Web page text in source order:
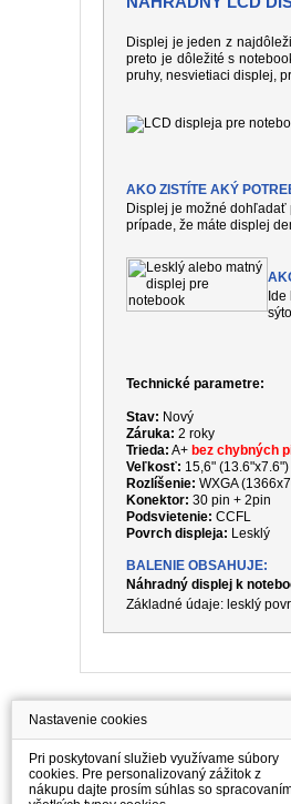
Displej je jeden z
preto je dôležité s
pruhy, nesvietiaci displej,
AKO ZISTÍTE AKÝ
Displej je možné dohľadať
prípade, že máte displej
Technické parametre:
Stav: Nový
Záruka: 2 roky
Trieda: A+ bez chybných
Veľkosť: 15,6" (13.6"x7.6")
Rozlíšenie: WXGA
Konektor: 30 pin + 2pin
Podsvietenie: CCFL
Povrch displeja: Lesklý
BALENIE OBSAHUJE:
Náhradný displej k
Základné údaje: lesklý
Information
Všetko o nákupe
Ceny dopravného
Nastavenie cookies
Pri poskytovaní služieb využívame súbory
cookies. Pre personalizovaný zážitok z
nákupu dajte prosím súhlas so